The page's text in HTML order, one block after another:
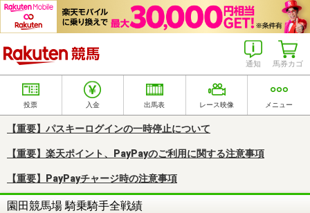
馬券カゴ
通知
投票 入金 出馬表 レース映像 メニュー
【重要】パスキーログインの一時停止について
【重要】楽天ポイント、PayPayのご利用に関する注意事項
【重要】PayPayチャージ時の注意事項
園田競馬場 騎乗騎手全戦績